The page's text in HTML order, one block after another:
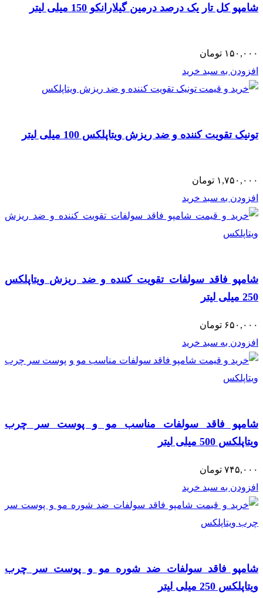
شامپو کل تار یک درصد درمین گیلارانکو 150 میلی لیتر
۱۵۰,۰۰۰ تومان
افزودن به سبد خرید
تونیک تقویت کننده و ضد ریزش ویتاپلکس 100 میلی لیتر
۱,۷۵۰,۰۰۰ تومان
افزودن به سبد خرید
شامپو فاقد سولفات تقویت کننده و ضد ریزش ویتاپلکس
250 میلی لیتر
۶۵۰,۰۰۰ تومان
افزودن به سبد خرید
شامپو فاقد سولفات مناسب مو و پوست سر چرب
ویتاپلکس 500 میلی لیتر
۷۴۵,۰۰۰ تومان
افزودن به سبد خرید
شامپو فاقد سولفات ضد شوره مو و پوست سر چرب
ویتاپلکس 250 میلی لیتر